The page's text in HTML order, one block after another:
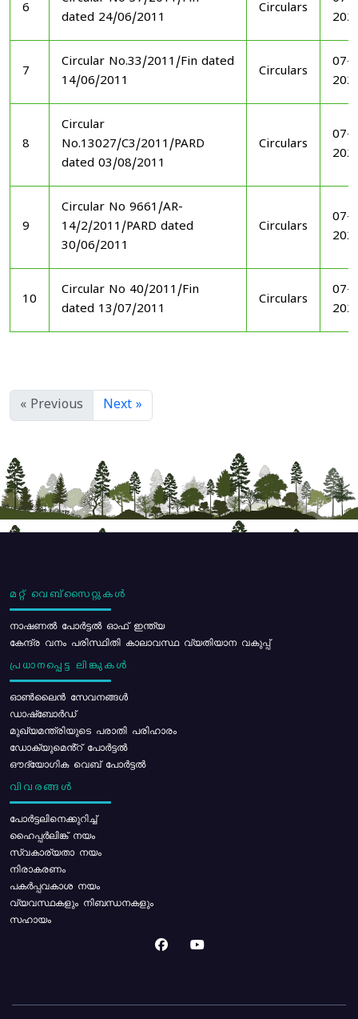
6
dated 24/06/2011
Circulars
7
Circular No.33/2011/Fin dated
14/06/2011
Circulars
07-
8
Circular
No.13027/C3/2011/PARD
dated 03/08/2011
Circulars
07-
9
Circular No 9661/AR-
14/2/2011/PARD dated
30/06/2011
Circulars
07-
10
Circular No 40/2011/Fin
dated 13/07/2011
Circulars
07-
« Previous Next »
മറ്റ് വെബ്സൈറ്റുകൾ
നാഷണൽ പോർട്ടൽ ഓഫ് ഇന്ത്യ
കേന്ദ്ര വനം പരിസ്ഥിതി കാലാവസ്ഥ വ്യതിയാന വകുപ്പ്
പ്രധാനപ്പെട്ട ലിങ്കുകൾ
ഓൺലൈൻ സേവനങ്ങൾ
ഡാഷ്ബോർഡ്
മുഖ്യമന്ത്രിയുടെ പരാതി പരിഹാരം
ഡോക്യുമെൻ്റ് പോർട്ടൽ
ഔദ്യോഗിക വെബ് പോർട്ടൽ
വിവരങ്ങൾ
പോര്‍ട്ടലിനെക്കുറിച്ച്
ഹൈപ്പർലിങ്ക് നയം
സ്വകാര്യതാ നയം
നിരാകരണം
പകർപ്പവകാശ നയം
വ്യവസ്ഥകളും നിബന്ധനകളും
സഹായം